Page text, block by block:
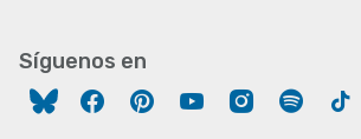
Síguenos en
FacebookPinterestYouTubeInstagram
Spotify